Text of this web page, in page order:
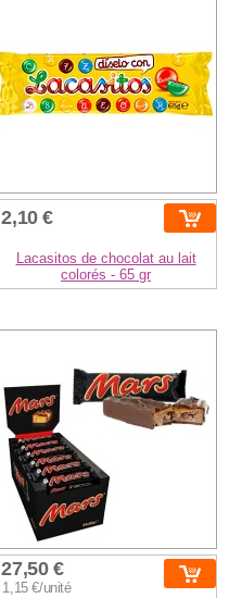
2,10 €
Lacasitos de chocolat au lait
colorés - 65 gr
27,50 €
1,15 €/unité